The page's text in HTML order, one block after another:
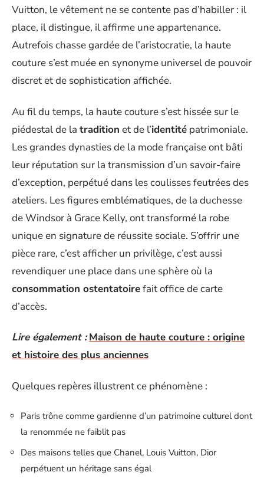
Vuitton, le vêtement ne se contente pas d’habiller : il
place, il distingue, il affirme une appartenance.
Autrefois chasse gardée de l’aristocratie, la haute
couture s’est muée en synonyme universel de pouvoir
discret et de sophistication affichée.
Au fil du temps, la haute couture s’est hissée sur le
piédestal de la tradition et de l’identité patrimoniale.
Les grandes dynasties de la mode française ont bâti
leur réputation sur la transmission d’un savoir-faire
d’exception, perpétué dans les coulisses feutrées des
ateliers. Les figures emblématiques, de la duchesse
de Windsor à Grace Kelly, ont transformé la robe
unique en signature de réussite sociale. S’offrir une
pièce rare, c’est afficher un privilège, c’est aussi
revendiquer une place dans une sphère où la
consommation ostentatoirefait office de carte
d’accès.
Lire également : Maison de haute couture : origine
et histoire des plus anciennes
Quelques repères illustrent ce phénomène :
Paris trône comme gardienne d’un patrimoine culturel dont
la renommée ne faiblit pas
Des maisons telles que Chanel, Louis Vuitton, Dior
perpétuent un héritage sans égal